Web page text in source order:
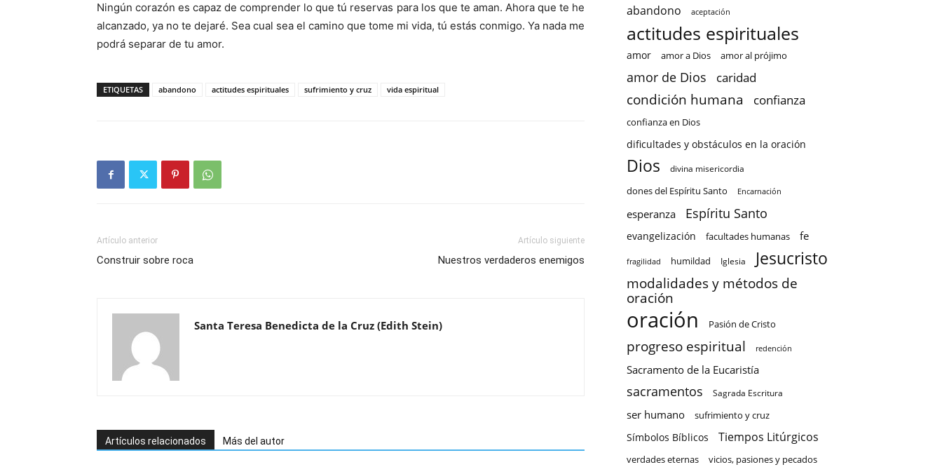
Ningún corazón es capaz de comprender lo que tú reservas para los que te aman. Ahora que te he
alcanzado, ya no te dejaré. Sea cual sea el camino que tome mi vida, tú estás conmigo. Ya nada me
podrá separar de tu amor.
ETIQUETAS abandono actitudes espirituales sufrimiento y cruz vida espiritual
Artículo anterior
Construir sobre roca
Artículo siguiente
Nuestros verdaderos enemigos
Santa Teresa Benedicta de la Cruz (Edith Stein)
Artículos relacionados Más del autor
abandono aceptación
actitudes espirituales
amor amor a Dios amor al prójimo
amor de Dios caridad
condición humana confianza
confianza en Dios
dificultades y obstáculos en la oración
Dios divina misericordia
dones del Espíritu Santo Encarnación
esperanza Espíritu Santo
evangelización facultades humanas fe
fragilidad humildad Iglesia Jesucristo
modalidades y métodos de
oración
oración Pasión de Cristo
progreso espiritual redención
Sacramento de la Eucaristía
sacramentos Sagrada Escritura
ser humano sufrimiento y cruz
Símbolos Bíblicos Tiempos Litúrgicos
verdades eternas vicios, pasiones y pecados